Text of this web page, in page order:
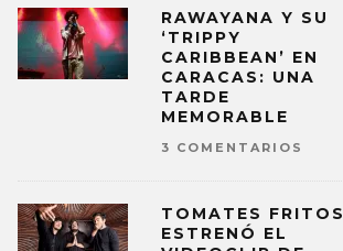
RAWAYANA Y SU
‘TRIPPY
CARIBBEAN’ EN
CARACAS: UNA
TARDE
MEMORABLE
3 COMENTARIOS
TOMATES FRITOS
ESTRENÓ EL